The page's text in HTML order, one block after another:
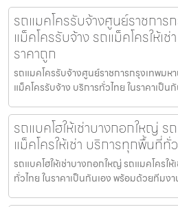
รถแมคโครรับจ้างศูนย์ราชการ
แม็คโครรับจ้าง รถแม็คโครให้เ
ราคาถูก
รถแมคโครรับจ้างศูนย์ราชการกรุงเทพมห
แม็คโครรับจ้าง บริการทั่วไทย ในราคาเป็
รถแบคโฮให้เช่าบางกอกใหญ่ ร
แม็คโครให้เช่า บริการทุกพื้นที่ทั่
รถแบคโฮให้เช่าบางกอกใหญ่ รถแมคโครใ
ทั่วไทย ในราคาเป็นกันเอง พร้อมด้วยทีม